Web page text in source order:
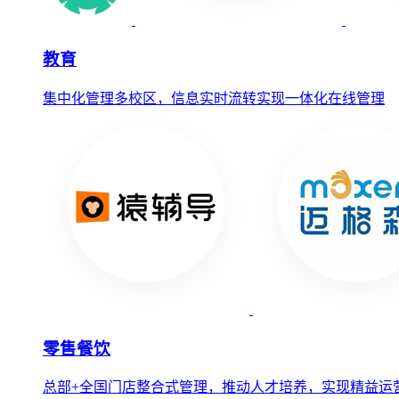
教育
集中化管理多校区，信息实时流转实现一体化在线管理
零售餐饮
总部+全国门店整合式管理，推动人才培养，实现精益运